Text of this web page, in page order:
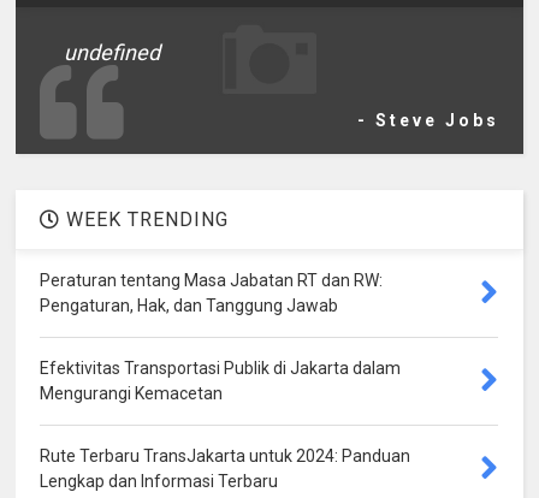
undefined
- Steve Jobs
WEEK TRENDING
Peraturan tentang Masa Jabatan RT dan RW:
Pengaturan, Hak, dan Tanggung Jawab
Efektivitas Transportasi Publik di Jakarta dalam
Mengurangi Kemacetan
Rute Terbaru TransJakarta untuk 2024: Panduan
Lengkap dan Informasi Terbaru